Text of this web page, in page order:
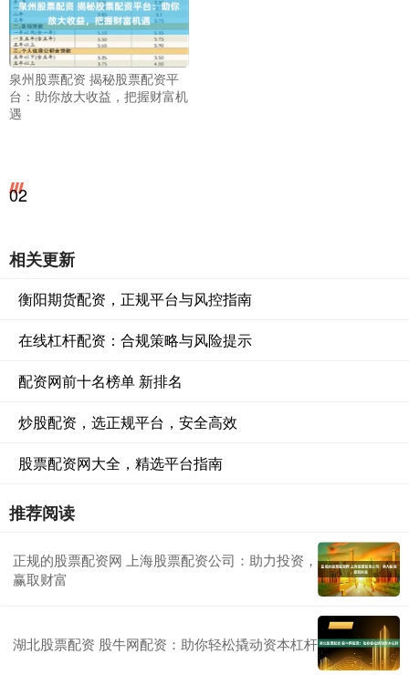
泉州股票配资 揭秘股票配资平
台：助你放大收益，把握财富机
遇
02
相关更新
衡阳期货配资，正规平台与风控指南
在线杠杆配资：合规策略与风险提示
配资网前十名榜单 新排名
炒股配资，选正规平台，安全高效
股票配资网大全，精选平台指南
推荐阅读
正规的股票配资网 上海股票配资公司：助力投资，
赢取财富
湖北股票配资 股牛网配资：助你轻松撬动资本杠杆